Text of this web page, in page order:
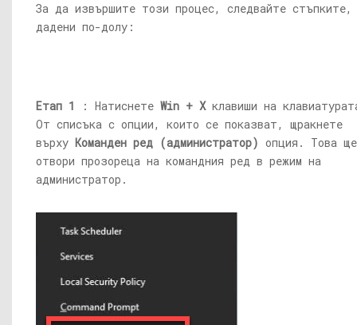
За да извършите този процес, следвайте стъпките,
дадени по-долу:
Етап 1 : Натиснете Win + Xклавиши на
От списъка с опции, които се показват, щракнете
върху Команден ред (администратор) опция. Това ще
отвори прозореца на командния ред в режим на
администратор.